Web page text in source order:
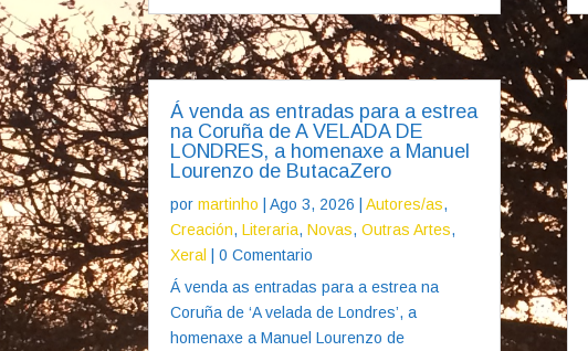
Á venda as entradas para a estrea
na Coruña de A VELADA DE
LONDRES, a homenaxe a Manuel
Lourenzo de ButacaZero
pormartinho |Ago 3, 2026 |Autores/as,
Creación,Literaria,Novas,Outras Artes,
Xeral
| 0 Comentario
Á venda as entradas para a estrea na
Coruña de ‘A velada de Londres’, a
homenaxe a Manuel Lourenzo de